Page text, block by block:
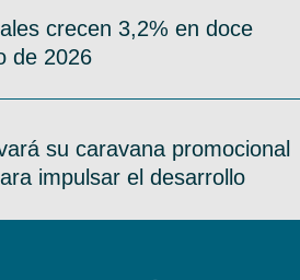
crecen 3,2% en doce
de 2026
su caravana promocional
impulsar el desarrollo